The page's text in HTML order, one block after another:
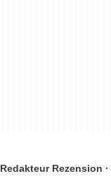
Redakteur Rezension ·